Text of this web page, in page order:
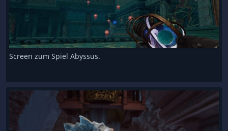
Screen zum Spiel Abyssus.